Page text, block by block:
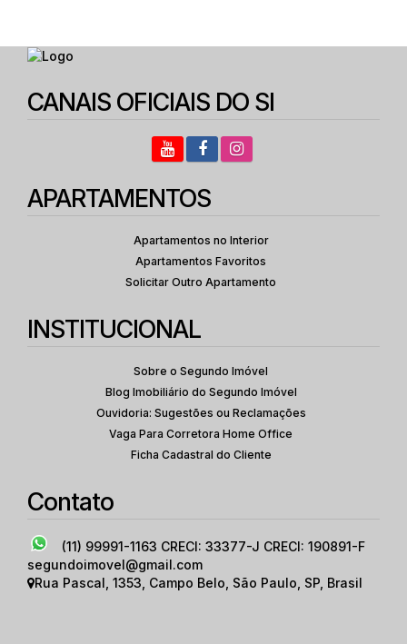
CANAIS OFICIAIS DO SI
APARTAMENTOS
Apartamentos no Interior
Apartamentos Favoritos
Solicitar Outro Apartamento
INSTITUCIONAL
Sobre o Segundo Imóvel
Blog Imobiliário do Segundo Imóvel
Ouvidoria: Sugestões ou Reclamações
Vaga Para Corretora Home Office
Ficha Cadastral do Cliente
Contato
(11) 99991-1163 CRECI: 33377-J CRECI: 190891-F
segundoimovel@gmail.com
Rua Pascal , 1353, Campo Belo, São Paulo, SP, Brasil